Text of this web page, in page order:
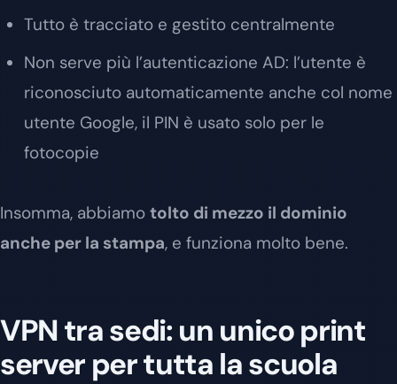
Tutto è tracciato e gestito centralmente
Non serve più l’autenticazione AD: l’utente è
riconosciuto automaticamente anche col nome
utente Google, il PIN è usato solo per le
fotocopie
Insomma, abbiamo tolto di mezzo il dominio
anche per la stampa, e funziona molto bene.
VPN tra sedi: un unico print
server per tutta la scuola